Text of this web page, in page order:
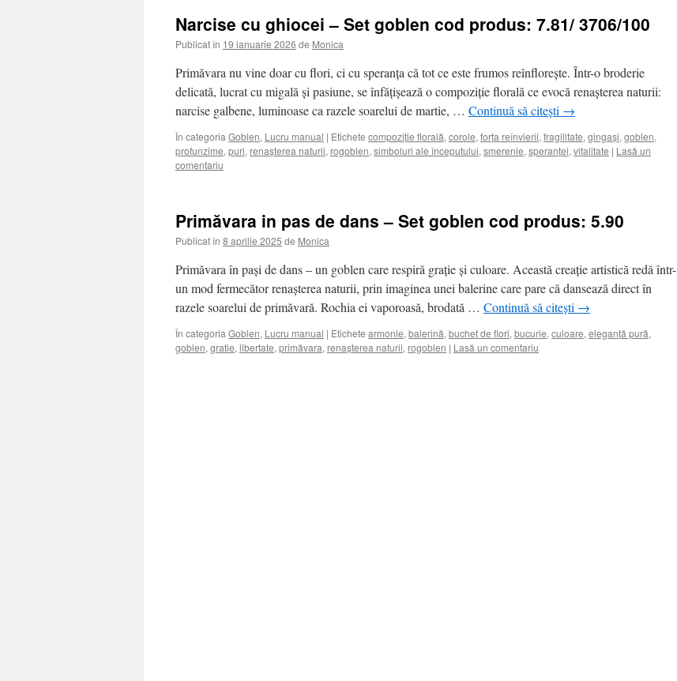
Narcise cu ghiocei – Set goblen cod produs: 7.81/ 3706/100
Publicat în 19 ianuarie 2026 de Monica
Primăvara nu vine doar cu flori, ci cu speranța că tot ce este frumos reînflorește. Într-o broderie
delicată, lucrat cu migală și pasiune, se înfățișează o compoziție florală ce evocă renașterea naturii:
narcise galbene, luminoase ca razele soarelui de martie, … Continuă să citești →
În categoria Goblen, Lucru manual | Etichete compoziție florală, corole, forța reînvierii, fragilitate, gingași, goblen,
profunzime, puri, renașterea naturii, rogoblen, simboluri ale începutului, smerenie, speranței, vitalitate | Lasă un
comentariu
Primăvara in pas de dans – Set goblen cod produs: 5.90
Publicat în 8 aprilie 2025 de Monica
Primăvara în pași de dans – un goblen care respiră grație și culoare. Această creație artistică redă într-
un mod fermecător renașterea naturii, prin imaginea unei balerine care pare că dansează direct în
razele soarelui de primăvară. Rochia ei vaporoasă, brodată … Continuă să citești →
În categoria Goblen, Lucru manual | Etichete armonie, balerină, buchet de flori, bucurie, culoare, eleganță pură,
goblen, gratie, libertate, primăvara, renașterea naturii, rogoblen | Lasă un comentariu